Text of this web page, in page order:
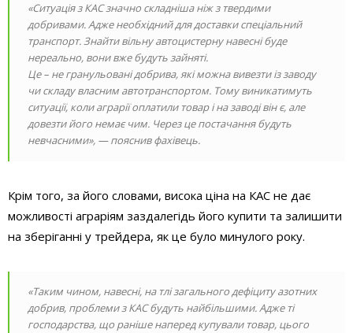
«Ситуація з КАС значно складніша ніж з твердими
добривами. Адже необхідний для доставки спеціальний
транспорт. Знайти вільну автоцистерну навесні буде
нереально, вони вже будуть зайняті.
Це – не гранульовані добрива, які можна вивезти із заводу
чи складу власним автотранспортом. Тому виникатимуть
ситуації, коли аграрії оплатили товар і на заводі він є, але
довезти його немає чим. Через це постачання будуть
невчасними», — пояснив фахівець.
Крім того, за його словами, висока ціна на КАС не дає
можливості аграріям заздалегідь його купити та залишити
на зберіганні у трейдера, як це було минулого року.
«Таким чином, навесні, на тлі загального дефіциту азотних
добрив, проблеми з КАС будуть найбільшими. Адже ті
господарства, що раніше наперед купували товар, цього